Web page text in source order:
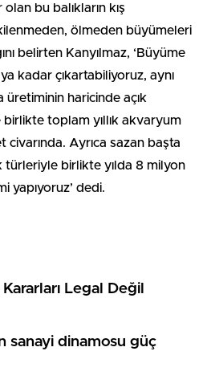
bu balıkların kış
ölmeden büyümeleri
belirten Kanyılmaz, ‘Büyüme
kadar çıkartabiliyoruz, aynı
haricinde açık
birlikte toplam yıllık akvaryum
civarında. Ayrıca sazan başta
türleriyle birlikte yılda 8 milyon
yapıyoruz’ dedi.
Legal Değil
sanayi dinamosu güç